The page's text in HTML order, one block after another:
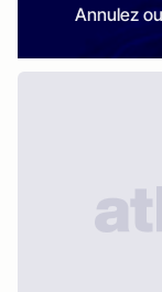
Annulez